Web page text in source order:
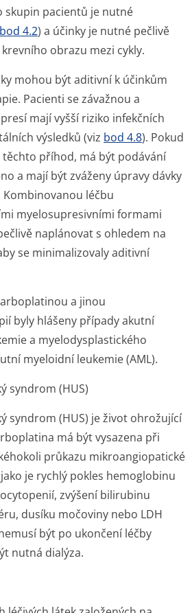
pacientů je nutné
bod 4.2) a účinky je nutné pečlivě
obrazu mezi cykly.
mohou být aditivní k účinkům
Pacienti se závažnou a
mají vyšší riziko infekčních
výsledků (viz bod 4.8). Pokud
těchto příhod, má být podávání
a mají být zváženy úpravy dávky
léčbu
myelosupresivními formami
naplánovat s ohledem na
se minimalizovaly aditivní
a jinou
byly hlášeny případy akutní
a myelodysplastického
myeloidní leukemie (AML).
syndrom (HUS)
syndrom (HUS) je život ohrožující
má být vysazena při
průkazu mikroangiopatické
je rychlý pokles hemoglobinu
zvýšení bilirubinu
dusíku močoviny nebo LDH
být po ukončení léčby
nutná dialýza.